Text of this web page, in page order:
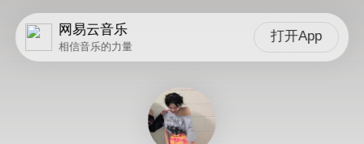
网易云音乐
相信音乐的力量
打开App